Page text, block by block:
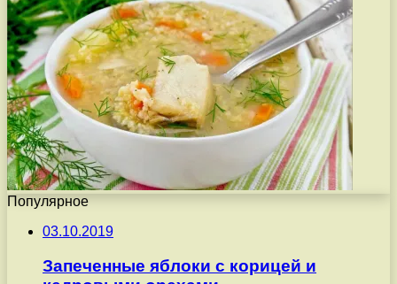
Популярное
03.10.2019
Запеченные яблоки с корицей и